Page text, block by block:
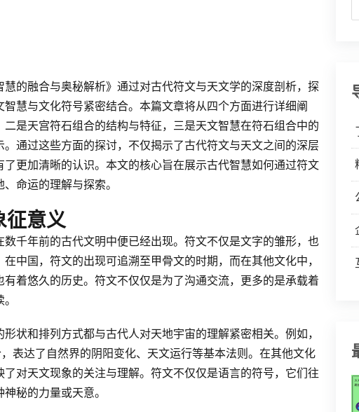
慧的融合与奥秘解析》通过对古代符文与天文学的深度剖析，探
慧与文化符号紧密结合。本篇文章将从四个方面进行详细阐
是天宫符石组合的结构与特征，三是天文智慧在符石组合中的
通过这些方面的探讨，不仅揭示了古代符文与天文之间的深层
更加清晰的认识。本文的核心旨在展示古代智慧如何通过符文
命运的理解与探索。
征意义
千年前的古代文明中便已经出现。符文不仅是文字的雏形，也
中国，符文的出现可追溯至甲骨文的时期，而在其他文化中，
着悠久的历史。符文不仅仅是为了沟通交流，更多的是承载着
状和排列方式都与古代人对天地宇宙的理解紧密相关。例如，
表达了自然界的阴阳变化、天文运行等基本法则。在其他文化
对天文现象的关注与理解。符文不仅仅是语言的符号，它们往
秘的力量或天意。